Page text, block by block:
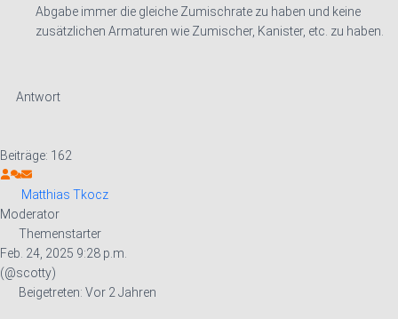
Abgabe immer die gleiche Zumischrate zu haben und keine
zusätzlichen Armaturen wie Zumischer, Kanister, etc. zu haben.
Antwort
Beiträge: 162
Matthias Tkocz
Moderator
Themenstarter
Feb. 24, 2025 9:28 p.m.
(@scotty)
Beigetreten: Vor 2 Jahren